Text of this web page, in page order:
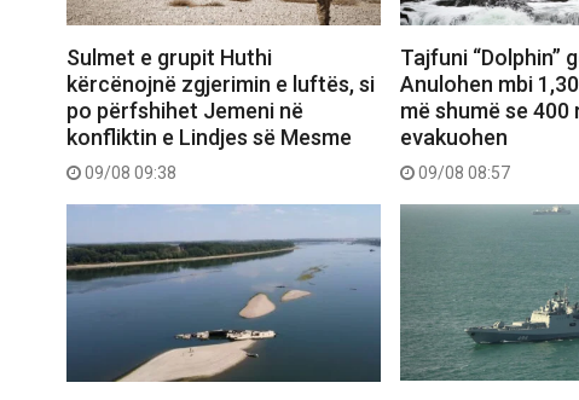
Sulmet e grupit Huthi
kërcënojnë zgjerimin e luftës, si
po përfshihet Jemeni në
konfliktin e Lindjes së Mesme
09/08 09:38
Tajfuni “Dolphin”
Anulohen mbi
më shumë se 400
evakuohen
09/08 08:57